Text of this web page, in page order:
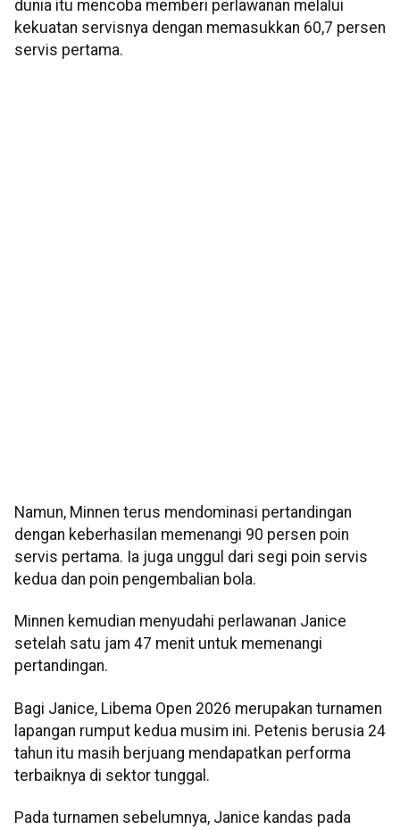
dunia itu mencoba memberi perlawanan melalui
kekuatan servisnya dengan memasukkan 60,7 persen
servis pertama.
Namun, Minnen terus mendominasi pertandingan
dengan keberhasilan memenangi 90 persen poin
servis pertama. Ia juga unggul dari segi poin servis
kedua dan poin pengembalian bola.
Minnen kemudian menyudahi perlawanan Janice
setelah satu jam 47 menit untuk memenangi
pertandingan.
Bagi Janice, Libema Open 2026 merupakan turnamen
lapangan rumput kedua musim ini. Petenis berusia 24
tahun itu masih berjuang mendapatkan performa
terbaiknya di sektor tunggal.
Pada turnamen sebelumnya, Janice kandas pada